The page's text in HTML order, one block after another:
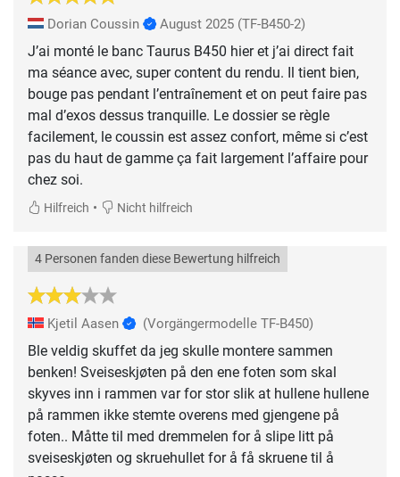
Dorian Coussin August 2025 (TF-B450-2)
J’ai monté le banc Taurus B450 hier et j’ai direct fait
ma séance avec, super content du rendu. Il tient bien,
bouge pas pendant l’entraînement et on peut faire pas
mal d’exos dessus tranquille. Le dossier se règle
facilement, le coussin est assez confort, même si c’est
pas du haut de gamme ça fait largement l’affaire pour
chez soi.
Hilfreich • Nicht hilfreich
4 Personen fanden diese Bewertung hilfreich
Kjetil Aasen (Vorgängermodelle TF-B450)
Ble veldig skuffet da jeg skulle montere sammen
benken! Sveiseskjøten på den ene foten som skal
skyves inn i rammen var for stor slik at hullene hullene
på rammen ikke stemte overens med gjengene på
foten.. Måtte til med dremmelen for å slipe litt på
sveiseskjøten og skruehullet for å få skruene til å